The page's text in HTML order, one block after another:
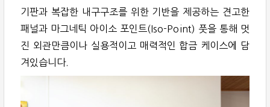
기판과 복잡한 내구구조를 위한 기반을 제공하는 견고한
패널과 마그네틱 아이소 포인트(Iso-Point) 풋을 통해 멋
진 외관만큼이나 실용적이고 매력적인 합금 케이스에 담
겨있습니다.